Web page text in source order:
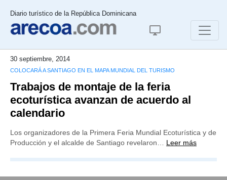
Diario turístico de la República Dominicana
30 septiembre, 2014
COLOCARÁ A SANTIAGO EN EL MAPA MUNDIAL DEL TURISMO
Trabajos de montaje de la feria
ecoturística avanzan de acuerdo al
calendario
Los organizadores de la Primera Feria Mundial Ecoturística y de
Producción y el alcalde de Santiago revelaron… Leer más